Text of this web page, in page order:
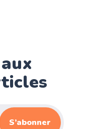
S’abonner